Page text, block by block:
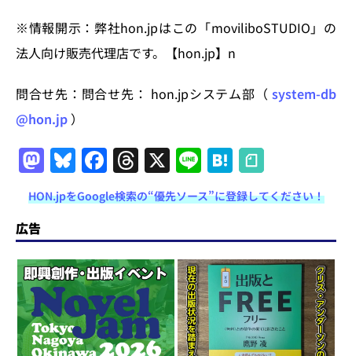
※情報開示：弊社hon.jpはこの「moviliboSTUDIO」の
法人向け販売代理店です。【hon.jp】n
問合せ先：問合せ先： hon.jpシステム部（ system-db
@hon.jp ）
M
a
st
o
d
o
n
Bl
u
e
s
k
y
F
a
c
e
b
o
o
k
T
h
re
a
d
s
X Li
n
e
H
at
e
n
a
HON.jpをGoogle検索の“優先ソース”に登録してください！
広告